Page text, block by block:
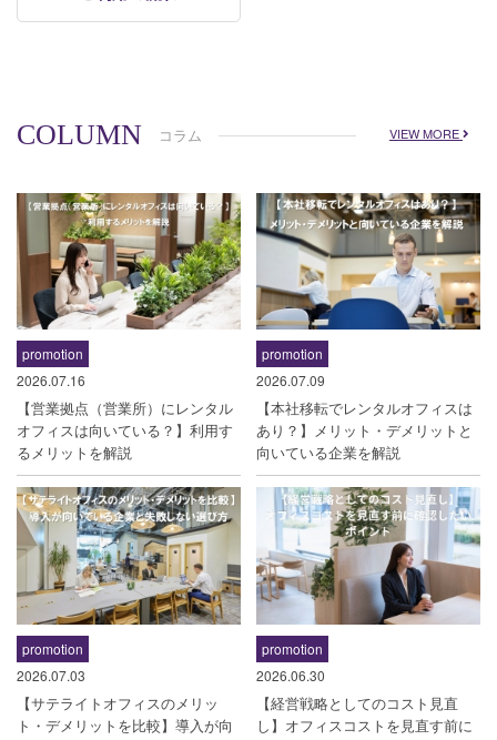
COLUMN コラム VIEW MORE
promotion
2026.07.16
【営業拠点（営業所）にレンタル
オフィスは向いている？】利用す
るメリットを解説
promotion
2026.07.09
【本社移転でレンタルオフィスは
あり？】メリット・デメリットと
向いている企業を解説
promotion
2026.07.03
【サテライトオフィスのメリッ
ト・デメリットを比較】導入が向
promotion
2026.06.30
【経営戦略としてのコスト見直
し】オフィスコストを見直す前に